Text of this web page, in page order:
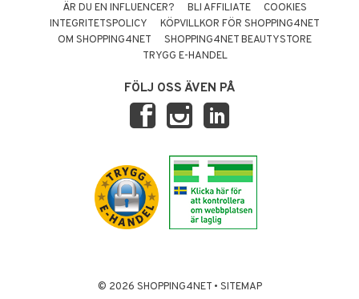
ÄR DU EN INFLUENCER?
BLI AFFILIATE
COOKIES
INTEGRITETSPOLICY
KÖPVILLKOR FÖR SHOPPING4NET
OM SHOPPING4NET
SHOPPING4NET BEAUTYSTORE
TRYGG E-HANDEL
FÖLJ OSS ÄVEN PÅ
© 2026 SHOPPING4NET • SITEMAP